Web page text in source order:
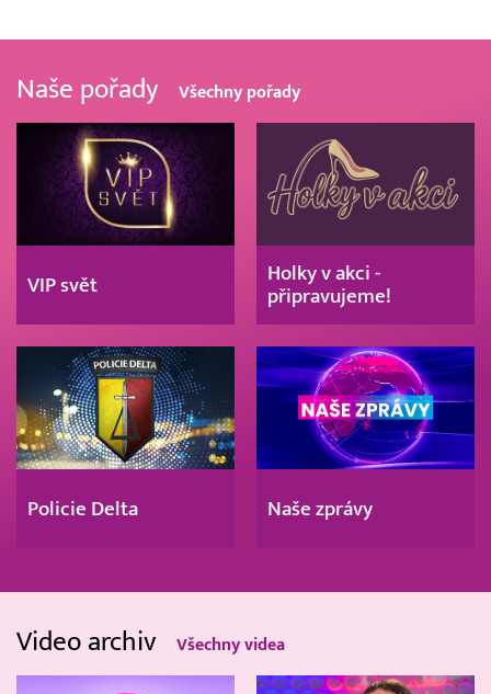
Naše pořady Všechny pořady
VIP svět
Holky v akci -
připravujeme!
Policie Delta Naše zprávy
Video archiv Všechny videa